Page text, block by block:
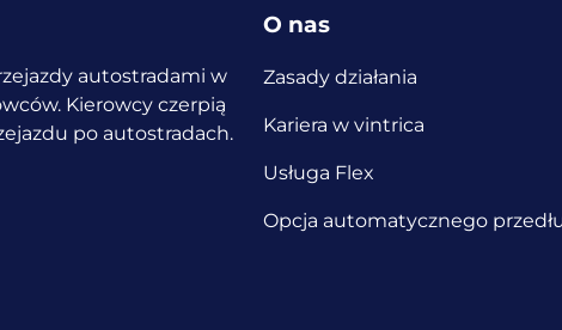
autostradami w
Kierowcy czerpią
po autostradach.
O nas
Zasady działania
Kariera w vintrica
Usługa Flex
Opcja automatycznego